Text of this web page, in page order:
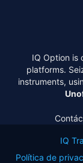
IQ Option is
platforms.
instruments,
IQ
Política de